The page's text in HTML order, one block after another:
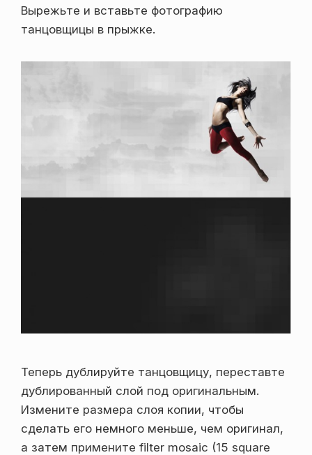
Вырежьте и вставьте фотографию
танцовщицы в прыжке.
Теперь дублируйте танцовщицу, переставте
дублированный слой под оригинальным.
Измените размера слоя копии, чтобы
сделать его немного меньше, чем оригинал,
а затем примените filter mosaic (15 square